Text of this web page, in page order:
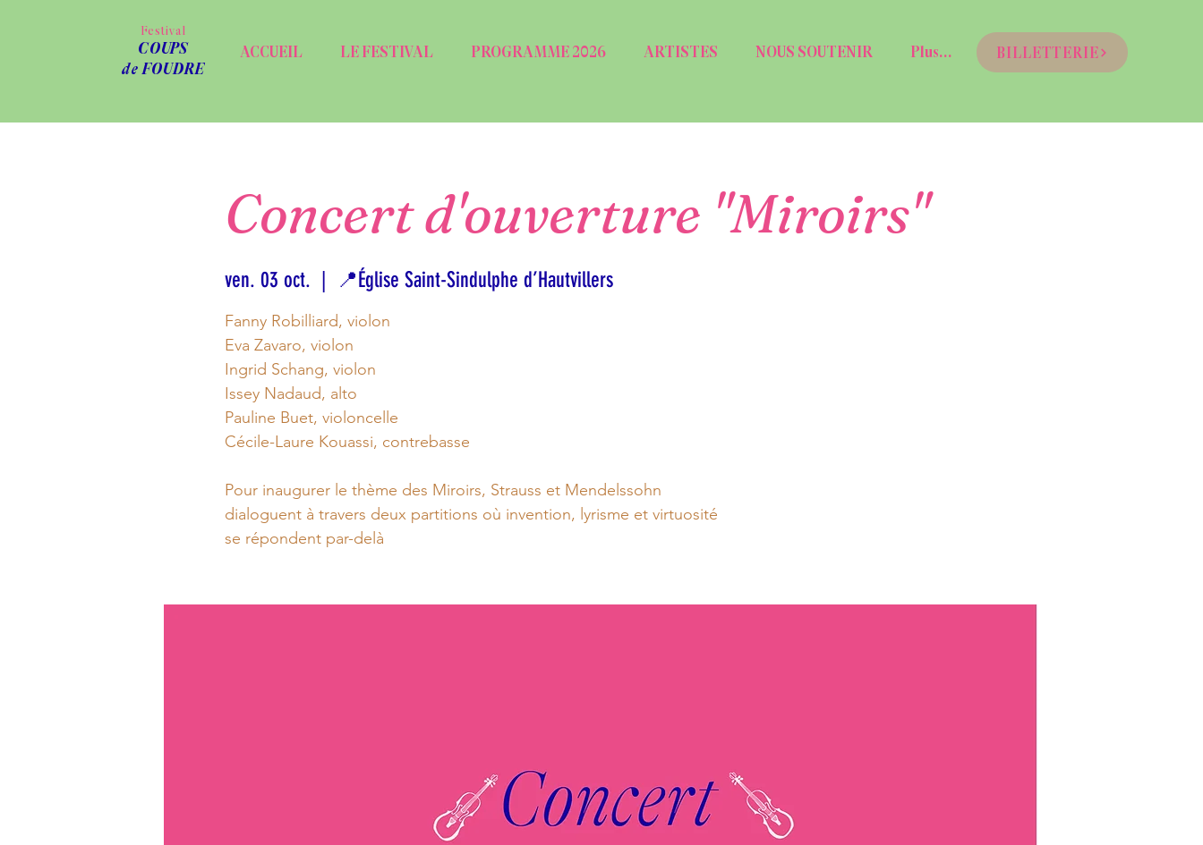
Festival
de FOUDRE
COUPS ACCUEIL LE FESTIVAL PROGRAMME 2026 ARTISTES NOUS SOUTENIR Plus... BILLETTERIE
Concert d'ouverture "Miroirs"
ven. 03 oct. 📍Église Saint-Sindulphe d’Hautvillers
Fanny Robilliard, violon
Eva Zavaro, violon
Ingrid Schang, violon
Issey Nadaud, alto
Pauline Buet, violoncelle
Cécile-Laure Kouassi, contrebasse
Pour inaugurer le thème des Miroirs, Strauss et Mendelssohn
dialoguent à travers deux partitions où invention, lyrisme et virtuosité
se répondent par-delà